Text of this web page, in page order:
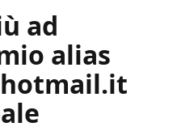
ad
alias